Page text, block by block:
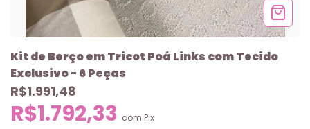
Kit de Berço em Tricot Poá Links com Tecido
Exclusivo - 6 Peças
R$1.991,48
R$1.792,33 com Pix